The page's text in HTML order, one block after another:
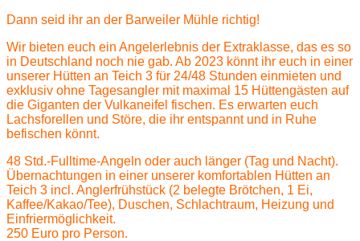
Dann seid ihr an der Barweiler Mühle richtig!
Wir bieten euch ein Angelerlebnis der Extraklasse, das es so
in Deutschland noch nie gab. Ab 2023 könnt ihr euch in einer
unserer Hütten an Teich 3 für 24/48 Stunden einmieten und
exklusiv ohne Tagesangler mit maximal 15 Hüttengästen auf
die Giganten der Vulkaneifel fischen. Es erwarten euch
Lachsforellen und Störe, die ihr entspannt und in Ruhe
befischen könnt.
48 Std.-Fulltime-Angeln oder auch länger (Tag und Nacht).
Übernachtungen in einer unserer komfortablen Hütten an
Teich 3 incl. Anglerfrühstück (2 belegte Brötchen, 1 Ei,
Kaffee/Kakao/Tee), Duschen, Schlachtraum, Heizung und
Einfriermöglichkeit.
250 Euro pro Person.